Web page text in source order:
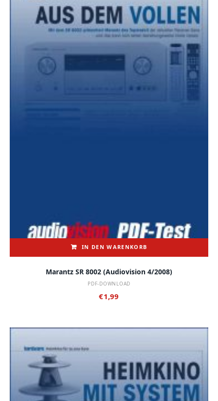
IN DEN WARENKORB
Marantz SR 8002 (audiovision 4/2008)
PDF-DOWNLOAD
€1,99